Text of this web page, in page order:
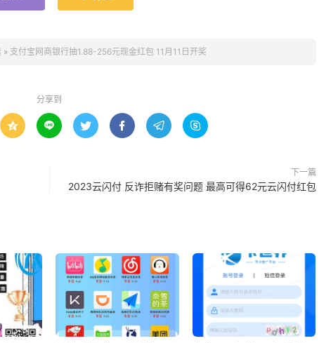
» 支付宝网商银行抽1.88-256元现金红包 11月11日开奖
分享到
     
下一篇
2023云闪付 反诈拒赌有奖问题 最高可得62元云闪付红包